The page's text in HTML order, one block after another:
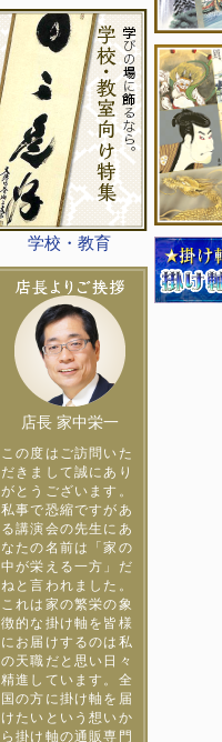
学校・教育
店長 家中栄一
この度はご訪問いた
だきまして誠にあり
がとうございます。
私事で恐縮ですがあ
る講演会の先生にあ
なたの名前は「家の
中が栄える一方」だ
ねと言われました。
これは家の繁栄の象
徴的な掛け軸を皆様
にお届けするのは私
の天職だと思い日々
精進しています。全
国の方に掛け軸を届
けたいという想いか
ら掛け軸の通販専門